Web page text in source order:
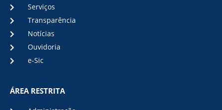
Serviços
Transparência
Notícias
Ouvidoria
e-Sic
ÁREA RESTRITA